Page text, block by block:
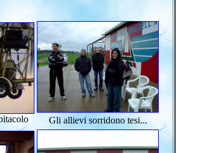
Gli allievi sorridono tesi...